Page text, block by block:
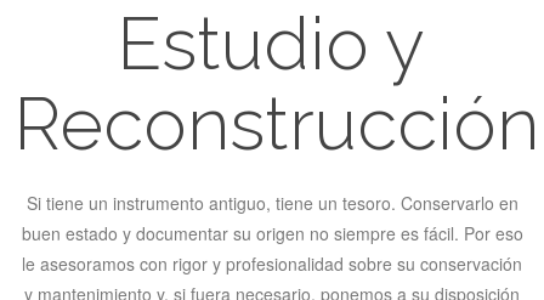
Estudio y
Si tiene un instrumento antiguo, tiene un tesoro. Conservarlo en
buen estado y documentar su origen no siempre es fácil. Por eso
le asesoramos con rigor y profesionalidad sobre su conservación
y mantenimiento y, si fuera necesario, ponemos a su disposición